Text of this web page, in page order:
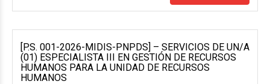
[P.S. 001-2026-MIDIS-PNPDS] – SERVICIOS DE UN/A
(01) ESPECIALISTA III EN GESTIÓN DE RECURSOS
HUMANOS PARA LA UNIDAD DE RECURSOS
HUMANOS